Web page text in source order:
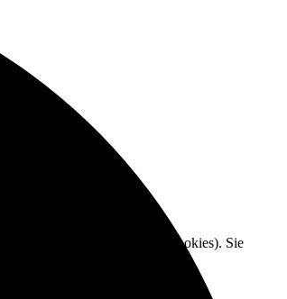
zu verbessern (Tracking Cookies). Sie
Verfügung stehen.